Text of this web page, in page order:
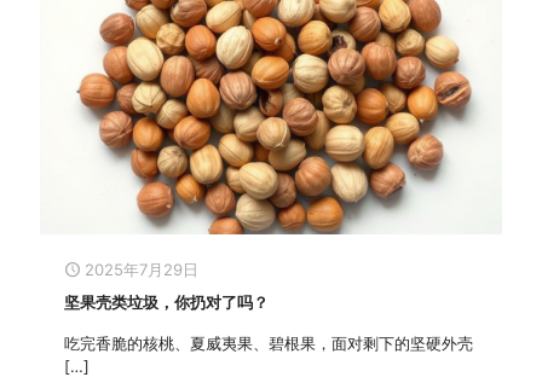
2025年7月29日
坚果壳类垃圾，你扔对了吗？
吃完香脆的核桃、夏威夷果、碧根果，面对剩下的坚硬外壳
[…]